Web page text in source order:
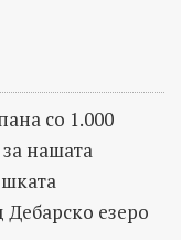
со 1.000
нашата
Дебарско езеро